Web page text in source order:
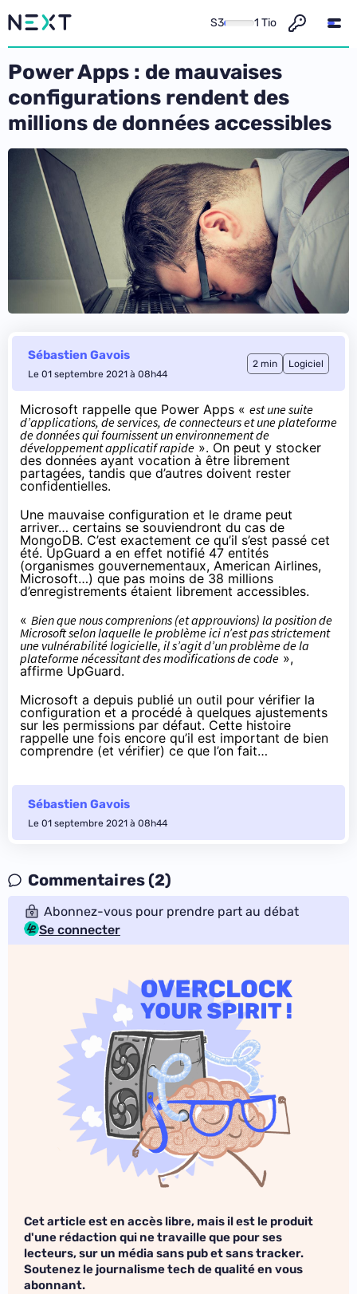
S3 1 Tio
Power Apps : de mauvaises
configurations rendent des
millions de données accessibles
Sébastien Gavois
Le 01 septembre 2021 à 08h44
2 min Logiciel
Microsoft rappelle que Power Apps « est une suite
d’applications, de services, de connecteurs et une plateforme
de données qui fournissent un environnement de
développement applicatif rapide ». On peut y stocker
des données ayant vocation à être librement
partagées, tandis que d’autres doivent rester
confidentielles.
Une mauvaise configuration et le drame peut
arriver… certains sesouviendront du cas de
MongoDB. C’est exactement ce qu’il s’est passé cet
été. UpGuard a en effet notifié 47 entités
(organismes gouvernementaux, American Airlines,
Microsoft…) que pas moins de 38 millions
d’enregistrements étaient librement accessibles.
« Bien que nous comprenions (et approuvions) la position de
Microsoft selon laquelle le problème ici n’est pas strictement
une vulnérabilité logicielle, il s’agit d’un problème de la
plateforme nécessitant des modifications de code »,
affirme UpGuard.
Microsoft a depuis publié un outil pour vérifier la
configuration et a procédé à quelques ajustements
sur les permissions par défaut. Cette histoire
rappelle une fois encore qu’il est important de bien
comprendre (et vérifier) ce que l’on fait…
Sébastien Gavois
Le 01 septembre 2021 à 08h44
Commentaires (2)
Abonnez-vous pour prendre part au débat
Se connecter
Cet article est en accès libre, mais il est le produit
d'une rédaction qui ne travaille que pour ses
lecteurs, sur un média sans pub et sans tracker.
Soutenez le journalisme tech de qualité en vous
abonnant.